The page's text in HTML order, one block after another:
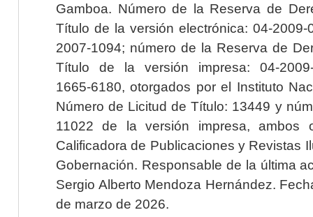
Gamboa. Número de la Reserva de
Título de la versión electrónica: 04-2009-
2007-1094; número de la Reserva de
Título de la versión impresa: 04-2009-
1665-6180, otorgados por el Instituto
Número de Licitud de Título: 13449 y
11022 de la versión impresa, ambos
Calificadora de Publicaciones y Revistas
Gobernación. Responsable de la última
Sergio Alberto Mendoza Hernández.
de marzo de 2026.